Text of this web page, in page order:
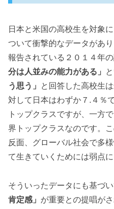
日本と米国の高校生を対象
ついて衝撃的なデータがあ
報告されている２０１４年
分は人並みの能力がある」
う思う」 と回答した高校生
対して日本はわずか７.４％
トップクラスですが、一方
界トップクラスなのです。
反面、グローバル社会で多
て生きていくためには弱点に
そういったデータにも基づ
肯定感」 が重要との提唱が